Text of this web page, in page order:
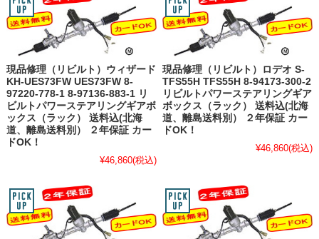
現品修理（リビルト）ウィザード
KH-UES73FW UES73FW 8-
97220-778-1 8-97136-883-1 リ
ビルトパワーステアリングギアボ
ックス（ラック） 送料込(北海
道、離島送料別） ２年保証 カー
ドOK！
¥46,860(税込)
現品修理（リビルト）ロデオ S-
TFS55H TFS55H 8-94173-300-2
リビルトパワーステアリングギア
ボックス（ラック） 送料込(北海
道、離島送料別） ２年保証 カー
ドOK！
¥46,860(税込)